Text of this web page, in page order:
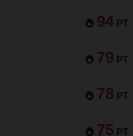
94 PT
79 PT
78 PT
75 PT